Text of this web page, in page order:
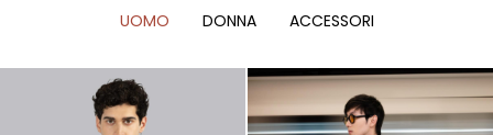
UOMO DONNA ACCESSORI